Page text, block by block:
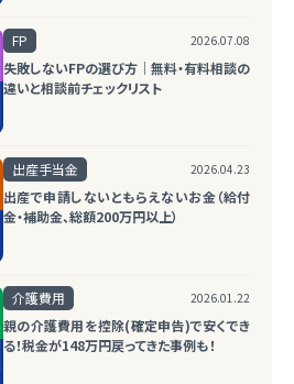
FP 2026.07.08
失敗しないFPの選び方｜無料・有料相談の
違いと相談前チェックリスト
出産手当金 2026.04.23
出産で申請しないともらえないお金（給付
金・補助金、総額200万円以上）
介護費用 2026.01.22
親の介護費用を控除(確定申告)で安くでき
る！税金が148万円戻ってきた事例も！